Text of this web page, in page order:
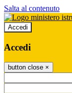
Salta al contenuto
Accedi
Accedi
button close ×